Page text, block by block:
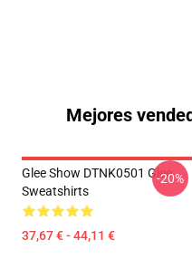
Mejores
Glee Show DTNK0501 Glee
Sweatshirts
37,67 € - 44,11 €
-20%